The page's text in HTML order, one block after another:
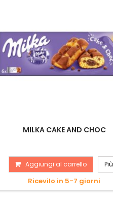
MILKA CAKE AND CHOC
Aggiungi al carrello Più
Ricevilo in 5-7 giorni